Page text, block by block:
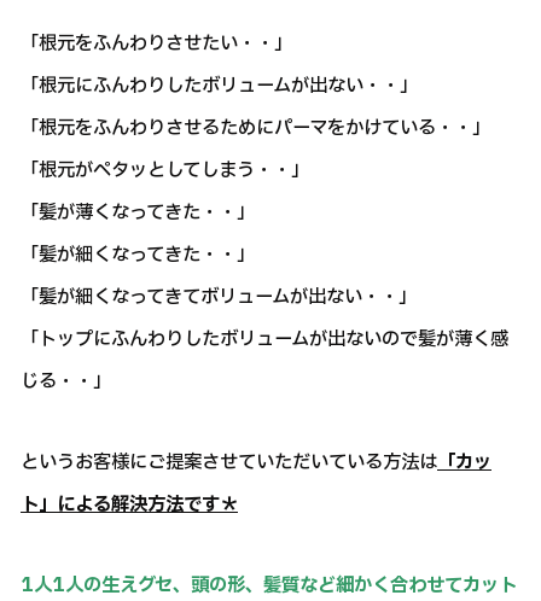
「根元をふんわりさせたい・・」
「根元にふんわりしたボリュームが出ない・・」
「根元をふんわりさせるためにパーマをかけている・・」
「根元がペタッとしてしまう・・」
「髪が薄くなってきた・・」
「髪が細くなってきた・・」
「髪が細くなってきてボリュームが出ない・・」
「トップにふんわりしたボリュームが出ないので髪が薄く感
じる・・」
というお客様にご提案させていただいている方法は「カッ
ト」による解決方法です＊
1人1人の生えグセ、頭の形、髪質など細かく合わせてカット